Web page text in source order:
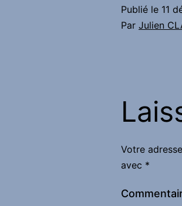
Publié le 11
Par Julien
Votre
avec *